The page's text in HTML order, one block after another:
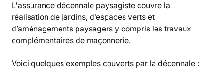
L'assurance décennale paysagiste couvre la
réalisation de jardins, d’espaces verts et
d’aménagements paysagers y compris les travaux
complémentaires de maçonnerie.
Voici quelques exemples couverts par la décennale :